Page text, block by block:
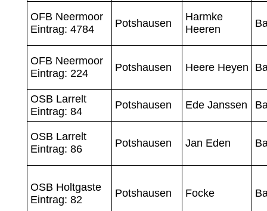
OFB Neermoor
Eintrag: 4784
Potshausen
Harmke
Heeren
OFB Neermoor
Eintrag: 224
Potshausen Heere Heyen
OSB Larrelt
Eintrag: 84
Potshausen Ede Janssen
OSB Larrelt
Eintrag: 86
Potshausen Jan Eden
OSB Holtgaste
Eintrag: 82
Potshausen Focke